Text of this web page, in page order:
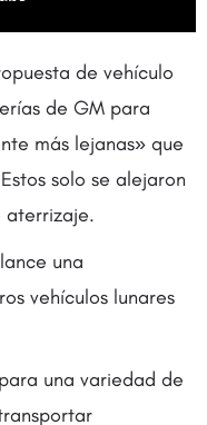
de vehículo
de GM para
más lejanas» que
solo se alejaron
aterrizaje.
una
vehículos lunares
una variedad de